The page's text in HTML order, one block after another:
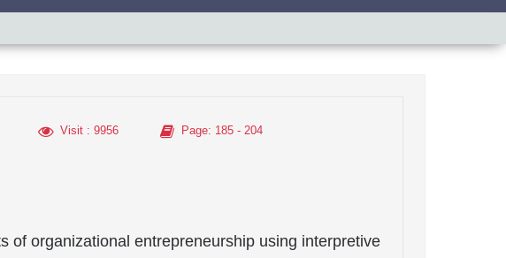
Visit: 9956 Page: 185 - 204
of organizational entrepreneurship using interpretive